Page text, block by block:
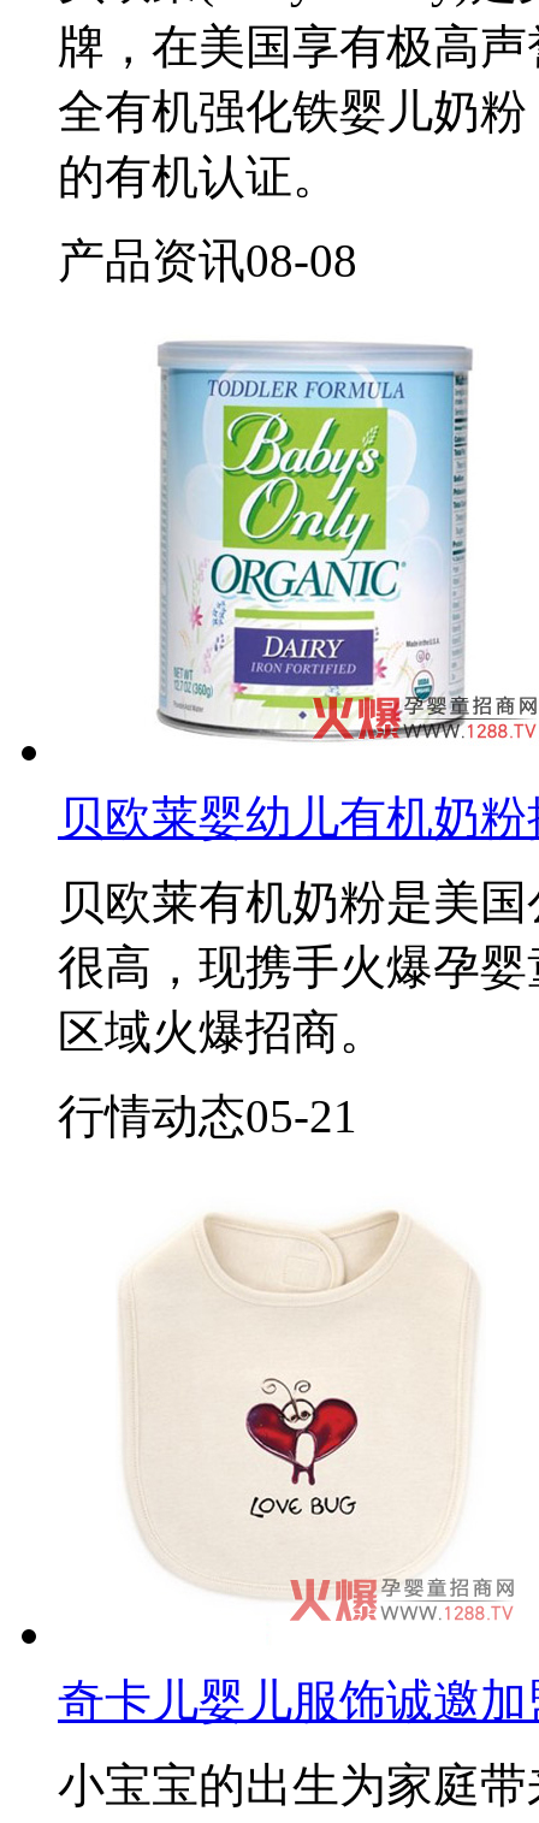
牌，在美国享有极高
全有机强化铁婴儿奶
的有机认证。
产品资讯08-08
贝欧莱婴幼儿有机奶
贝欧莱有机奶粉是美
很高，现携手火爆孕
区域火爆招商。
行情动态05-21
奇卡儿婴儿服饰诚邀加
小宝宝的出生为家庭